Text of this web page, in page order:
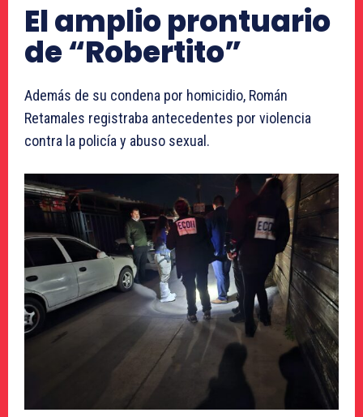
El amplio prontuario
de “Robertito”
Además de su condena por homicidio, Román
Retamales registraba antecedentes por violencia
contra la policía y abuso sexual.